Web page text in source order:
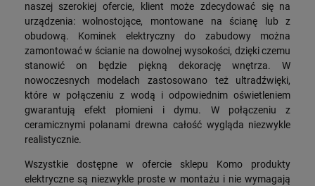
naszej szerokiej ofercie, klient może zdecydować się na
urządzenia: wolnostojące, montowane na ścianę lub z
obudową. Kominek elektryczny do zabudowy można
zamontować w ścianie na dowolnej wysokości, dzięki czemu
stanowić on będzie piękną dekorację wnętrza. W
nowoczesnych modelach zastosowano też ultradźwięki,
które w połączeniu z wodą i odpowiednim oświetleniem
gwarantują efekt płomieni i dymu. W połączeniu z
ceramicznymi polanami drewna całość wygląda niezwykle
realistycznie.
Wszystkie dostępne w ofercie sklepu Komo produkty
elektryczne są niezwykle proste w montażu i nie wymagają